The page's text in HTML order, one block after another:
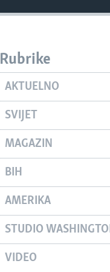
Rubrike
AKTUELNO
SVIJET
MAGAZIN
BIH
AMERIKA
STUDIO
VIDEO